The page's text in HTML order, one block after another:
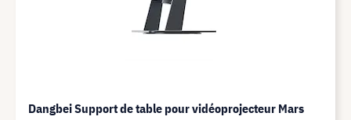
Dangbei Support de table pour vidéoprojecteur Mars